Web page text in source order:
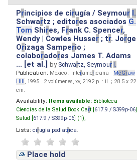
Principios de cirugía / Seymour I.
Schwartz ; editores asociados G.
Tom Shires, Frank C. Spencer,
Wendy | Cowles Husser ; tr. Jorge
Orizaga Samperio ;
colaboradores James T. Adams
... [et al.]by Schwartz, Seymour I.
Publication: México : Interamericana - McGraw-
Hill, 1995 . 2 volúmenes, xv, 2192 p. : il. ; 28.5 x 22
cm.
Availability: Items available: Biblioteca
Ciencias de la Salud Book Cart [ 617.9 / S399p-06
Salud [ 617.9 / S399p-06 ] (1),
Lists: cirugia pediatrica
Place hold